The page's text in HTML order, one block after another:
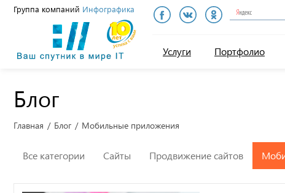
Группа компаний Инфографика
Инфографика
Услуги Портфолио
Блог
Главная Блог Мобильные приложения
Все категории Сайты Продвижение сайтов